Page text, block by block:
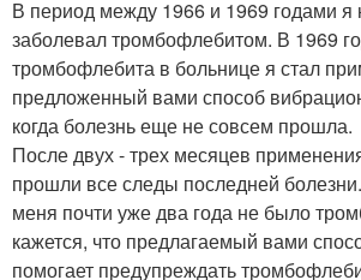
В период между 1966 и 1969 годами я
заболевал тромбофлебитом. В 1969
тромбофлебита в больнице я стал
предложенный вами способ
когда болезнь еще не совсем прошла.
После двух - трех месяцев
прошли все следы последней
меня почти уже два года не было
кажется, что предлагаемый вами
помогает предупреждать